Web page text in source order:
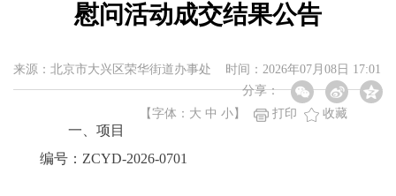
慰问活动成交结果公告
来源：北京市大兴区荣华街道办事处 时间：2026年07月08日 17:01
分享：
【字体： 大 中 小 】 打印 收藏
一、项目
编号：ZCYD-2026-0701